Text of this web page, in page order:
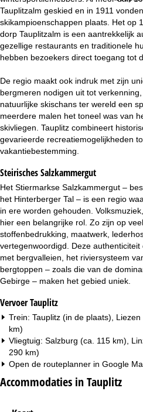
g
n
a
Tauplitzalm geskied en in 1911
skikampioenschappen plaats. Het op
dorp Tauplitzalm is een aantrekkelijk
gezellige restaurants en traditionele
hebben bezoekers direct toegang tot
De regio maakt ook indruk met zijn
bergmeren nodigen uit tot
natuurlijke skischans ter wereld een
meerdere malen het toneel was van
skivliegen. Tauplitz combineert
gevarieerde recreatiemogelijkheden
vakantiebestemming.
Steirisches Salzkammergut
Het Stiermarkse Salzkammergut –
het Hinterberger Tal – is een regio
in ere worden gehouden.
hier een belangrijke rol. Zo zijn op
stoffenbedrukking, maatwerk,
vertegenwoordigd. Deze
met bergvalleien, het riviersysteem
bergtoppen – zoals die van de
Gebirge – maken het gebied uniek.
Vervoer Tauplitz
Trein: Tauplitz (in de plaats),
km)
Vliegtuig: Salzburg (ca. 115 km),
290 km)
Open de routeplanner in Google
Accommodaties in Tauplitz